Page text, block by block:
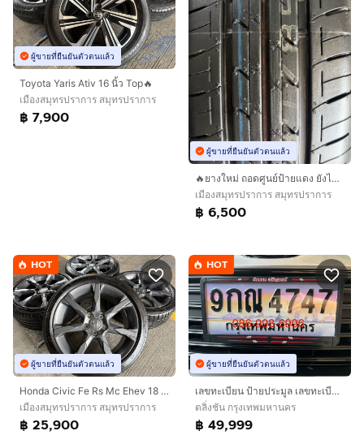
ผู้ขายที่ยืนยันตัวตนแล้ว
Toyota Yaris Ativ 16 นิ้ว Top🔥
เมืองสมุทรปราการ สมุทรปราการ
฿ 7,900
ผู้ขายที่ยืนยันตัวตนแล้ว
🔥ยางใหม่ ถอดศูนย์ป้ายแดง ยังไม่เคยใช้งาน🔥
เมืองสมุทรปราการ สมุทรปราการ
฿ 6,500
HOT
ผู้ขายที่ยืนยันตัวตนแล้ว
Honda Civic Fe Rs Mc Ehev 18 นิ้ว Top🔥
เมืองสมุทรปราการ สมุทรปราการ
฿ 25,900
HOT
ผู้ขายที่ยืนยันตัวตนแล้ว
เลขทะเบียน ป้ายประมูล เลขทะเบียนสวย
ตลิ่งชัน กรุงเทพมหานคร
฿ 49,999